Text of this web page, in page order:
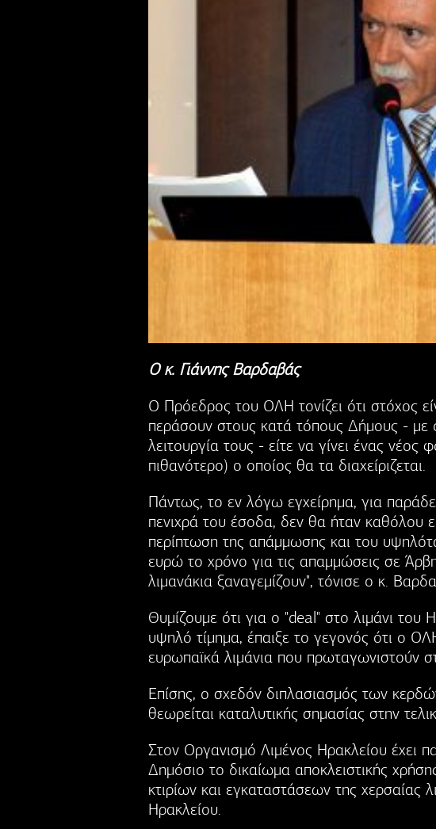
O κ. Γιάννης Βαρδαβάς
Ο Πρόεδρος του ΟΛΗ τονίζει ότι στόχος
περάσουν στους κατά τόπους Δήμους - με
λειτουργία τους - είτε να γίνει ένας νέος
πιθανότερο) ο οποίος θα τα διαχείριζεται.
Πάντως, το εν λόγω εγχείρημα, για
πενιχρά του έσοδα, δεν θα ήταν καθόλου
περίπτωση της απάμμωσης και του
ευρώ το χρόνο για τις απαμμώσεις σε
λιμανάκια ξαναγεμίζουν", τόνισε ο κ.
Θυμίζουμε ότι για ο "deal" στο λιμάνι του
υψηλό τίμημα, έπαιξε το γεγονός ότι ο
ευρωπαϊκά λιμάνια που πρωταγωνιστούν
Επίσης, ο σχεδόν διπλασιασμός των
θεωρείται καταλυτικής σημασίας στην
Στον Οργανισμό Λιμένος Ηρακλείου έχει
Δημόσιο το δικαίωμα αποκλειστικής
κτιρίων και εγκαταστάσεων της χερσαίας
Ηρακλείου.